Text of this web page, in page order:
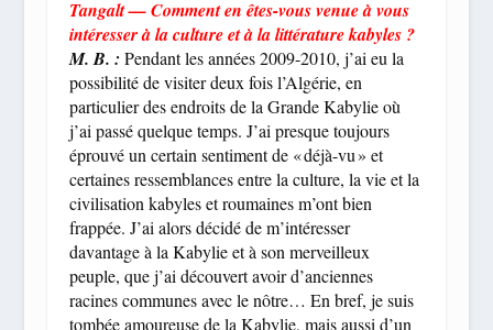
Tangalt — Comment en êtes-vous venue à vous
intéresser à la culture et à la littérature kabyles ?
M. B. : Pendant les années 2009-2010, j’ai eu la
possibilité de visiter deux fois l’Algérie, en
particulier des endroits de la Grande Kabylie où
j’ai passé quelque temps. J’ai presque toujours
éprouvé un certain sentiment de « déjà-vu » et
certaines ressemblances entre la culture, la vie et la
civilisation kabyles et roumaines m’ont bien
frappée. J’ai alors décidé de m’intéresser
davantage à la Kabylie et à son merveilleux
peuple, que j’ai découvert avoir d’anciennes
racines communes avec le nôtre… En bref, je suis
tombée amoureuse de la Kabylie, mais aussi d’un